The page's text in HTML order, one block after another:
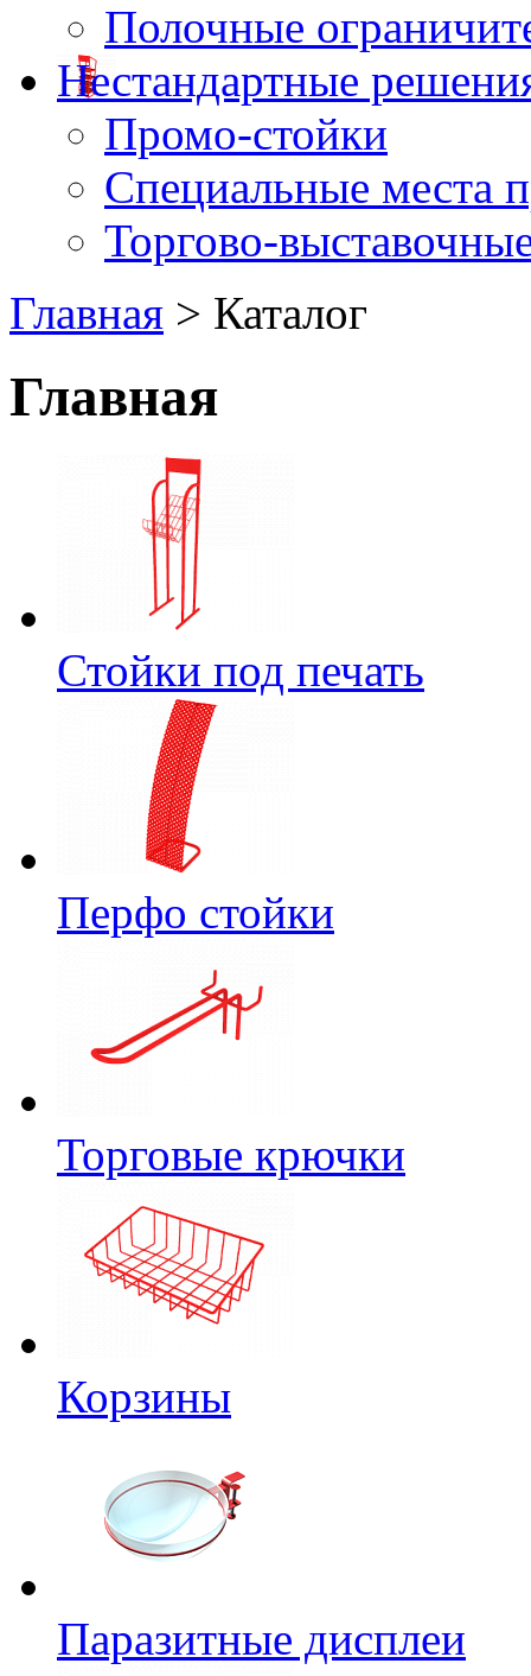
Полочные
Нестандартные
Промо-стойки
Специальные места
Торгово-
Главная > Каталог
Главная
Стойки под печать
Перфо стойки
Торговые крючки
Корзины
Паразитные дисплеи